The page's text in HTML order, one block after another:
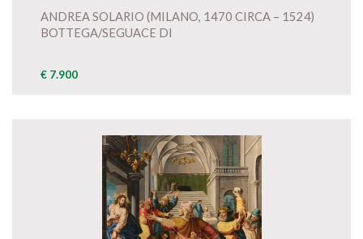
ANDREA SOLARIO (MILANO, 1470 CIRCA – 1524)
BOTTEGA/SEGUACE DI
€ 7.900